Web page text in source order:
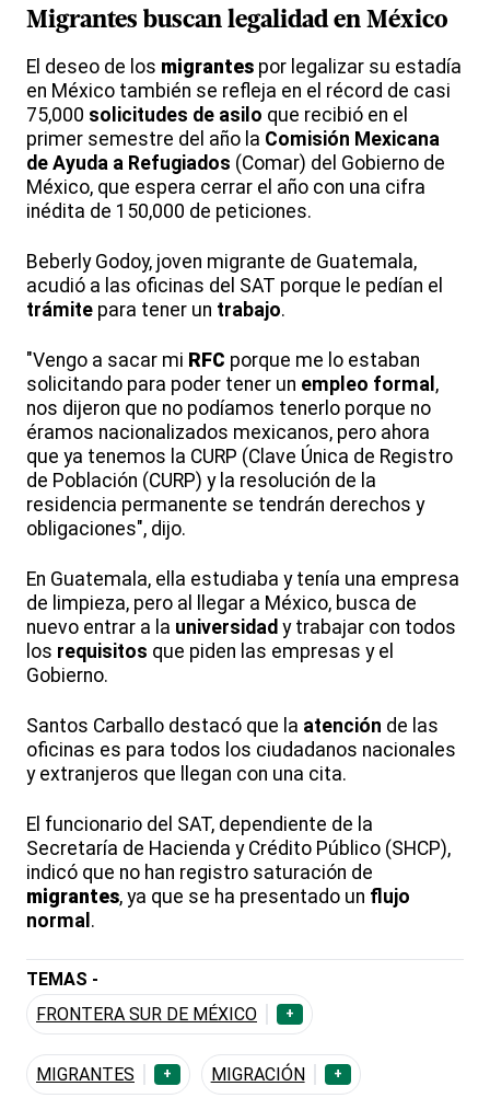
Migrantes buscan legalidad en México
El deseo de los migrantes por legalizar su estadía
en México también se refleja en el récord de casi
75,000 solicitudes de asilo que recibió en el
primer semestre del año la Comisión Mexicana
de Ayuda a Refugiados (Comar) del Gobierno de
México, que espera cerrar el año con una cifra
inédita de 150,000 de peticiones.
Beberly Godoy, joven migrante de Guatemala,
acudió a las oficinas del SAT porque le pedían el
trámite para tener un trabajo.
"Vengo a sacar mi RFC porque me lo estaban
solicitando para poder tener un empleo formal ,
nos dijeron que no podíamos tenerlo porque no
éramos nacionalizados mexicanos, pero ahora
que ya tenemos la CURP (Clave Única de Registro
de Población (CURP) y la resolución de la
residencia permanente se tendrán derechos y
obligaciones", dijo.
En Guatemala, ella estudiaba y tenía una empresa
de limpieza, pero al llegar a México, busca de
nuevo entrar a la universidad y trabajar con todos
los requisitos que piden las empresas y el
Gobierno.
Santos Carballo destacó que la atención de las
oficinas es para todos los ciudadanos nacionales
y extranjeros que llegan con una cita.
El funcionario del SAT, dependiente de la
Secretaría de Hacienda y Crédito Público (SHCP),
indicó que no han registro saturación de
migrantes, ya que se ha presentado un flujo
normal .
TEMAS -
FRONTERA SUR DE MÉXICO
+
MIGRANTES + MIGRACIÓN +